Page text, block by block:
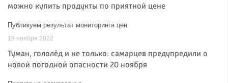
можно купить продукты по приятной цене
Публикуем результат мониторинга цен
19 ноября 2022
Туман, гололёд и не только: самарцев предупредили о
новой погодной опасности 20 ноября